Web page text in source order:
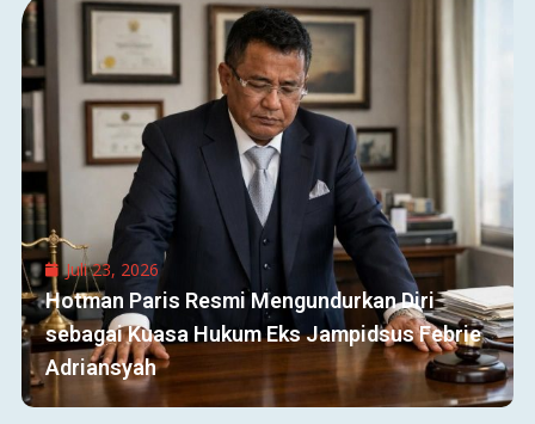
Juli 23, 2026
Hotman Paris Resmi Mengundurkan Diri
sebagai Kuasa Hukum Eks Jampidsus Febrie
Adriansyah